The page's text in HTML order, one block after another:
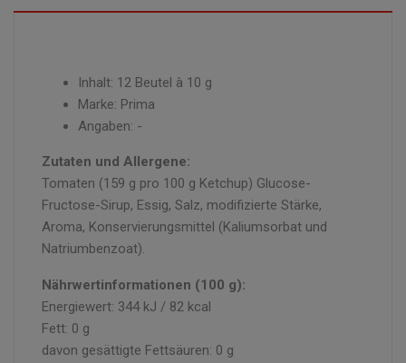
Inhalt: 12 Beutel à 10 g
Marke: Prima
Angaben: -
Zutaten und Allergene:
Tomaten (159 g pro 100 g Ketchup) Glucose-
Fructose-Sirup, Essig, Salz, modifizierte Stärke,
Aroma, Konservierungsmittel (Kaliumsorbat und
Natriumbenzoat).
Nährwertinformationen (100 g):
Energiewert: 344 kJ / 82 kcal
Fett: 0 g
davon gesättigte Fettsäuren: 0 g